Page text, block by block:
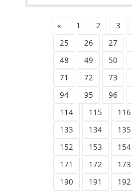
« 1 2 3
25
26 27
48
49 50
71
72 73
94
95 96
114
115 116
133
134 135
152
153 154
171
172 173
190
191 192